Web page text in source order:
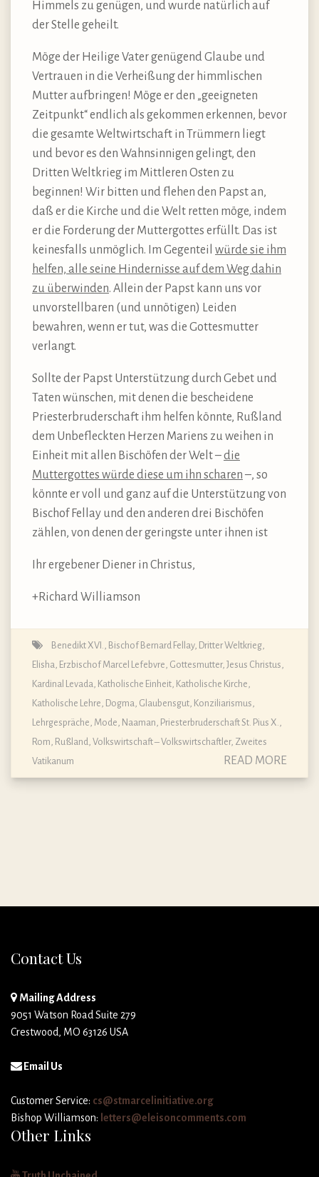
Himmels zu genügen, und wurde natürlich auf
der Stelle geheilt.
Möge der Heilige Vater genügend Glaube und
Vertrauen in die Verheißung der himmlischen
Mutter aufbringen! Möge er den „geeigneten
Zeitpunkt“ endlich als gekommen erkennen, bevor
die gesamte Weltwirtschaft in Trümmern liegt
und bevor es den Wahnsinnigen gelingt, den
Dritten Weltkrieg im Mittleren Osten zu
beginnen! Wir bitten und flehen den Papst an,
daß er die Kirche und die Welt retten möge, indem
er die Forderung der Muttergottes erfüllt. Das ist
keinesfalls unmöglich. Im Gegenteil würde sie ihm
helfen, alle seine Hindernisse auf dem Weg dahin
zu überwinden. Allein der Papst kann uns vor
unvorstellbaren (und unnötigen) Leiden
bewahren, wenn er tut, was die Gottesmutter
verlangt.
Sollte der Papst Unterstützung durch Gebet und
Taten wünschen, mit denen die bescheidene
Priesterbruderschaft ihm helfen könnte, Rußland
dem Unbefleckten Herzen Mariens zu weihen in
Einheit mit allen Bischöfen der Welt –die
Muttergottes würde diese um ihn scharen –, so
könnte er voll und ganz auf die Unterstützung von
Bischof Fellay und den anderen drei Bischöfen
zählen, von denen der geringste unter ihnen ist
Ihr ergebener Diener in Christus,
+Richard Williamson
Benedikt XVI. Bischof Bernard Fellay, Dritter Weltkrieg
Elisha Erzbischof Marcel Lefebvre Gottesmutter, Jesus Christus
Kardinal Levada Katholische Einheit Katholische Kirche
Katholische Lehre, Dogma, Glaubensgut Konziliarismus
Lehrgespräche Mode Naaman Priesterbruderschaft St. Pius X.
Rom Rußland Volkswirtschaft – Volkswirtschaftler, Zweites
Vatikanum
READ MORE
Contact Us
Mailing Address
9051 Watson Road Suite 279
Crestwood, MO 63126 USA
Email Us
Customer Service: cs@stmarcelinitiative.org
Bishop Williamson: letters@eleisoncomments.com
Other Links